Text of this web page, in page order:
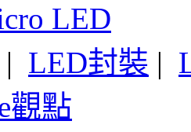
LED
| LED封裝 |
觀點